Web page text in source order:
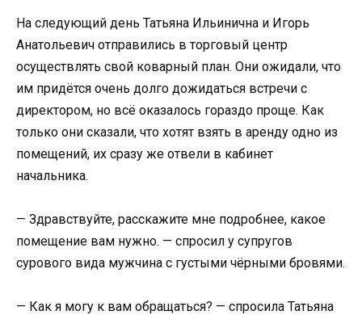
На следующий день Татьяна Ильинична и Игорь
Анатольевич отправились в торговый центр
осуществлять свой коварный план. Они ожидали, что
им придётся очень долго дожидаться встречи с
директором, но всё оказалось гораздо проще. Как
только они сказали, что хотят взять в аренду одно из
помещений, их сразу же отвели в кабинет
начальника.
— Здравствуйте, расскажите мне подробнее, какое
помещение вам нужно. — спросил у супругов
сурового вида мужчина с густыми чёрными бровями.
— Как я могу к вам обращаться? — спросила Татьяна